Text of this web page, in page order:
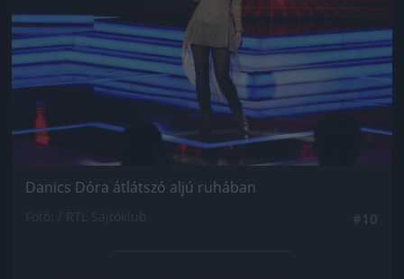
Danics Dóra átlátszó aljú ruhában